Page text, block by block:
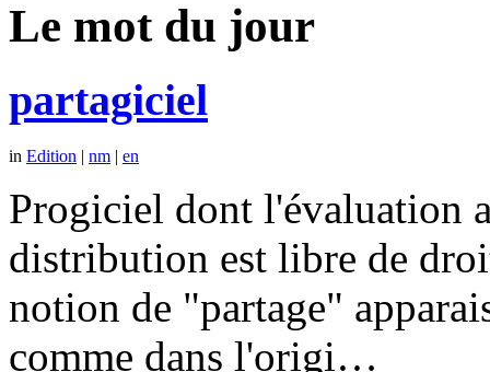
Le mot du jour
partagiciel
in Edition | nm | en
Progiciel dont l'évaluation
distribution est libre de
notion de "partage"
comme dans l'origi…